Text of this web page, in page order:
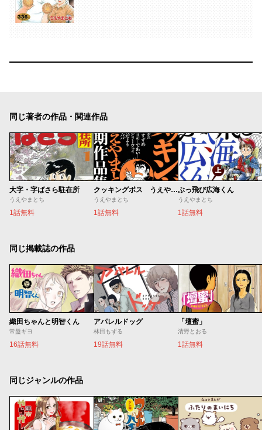
同じ著者の作品・関連作品
大字・字ばさら駐在所
うえやまとち
1話無料
クッキングボス うえやまとち初期作品集
うえやまとち
1話無料
ぶっ飛び広海くん
うえやまとち
1話無料
同じ掲載誌の作品
織田ちゃんと明智くん
常盤ギヨ
16話無料
アパレルドッグ
林田もずる
19話無料
「壇蜜」
清野とおる
1話無料
同じジャンルの作品